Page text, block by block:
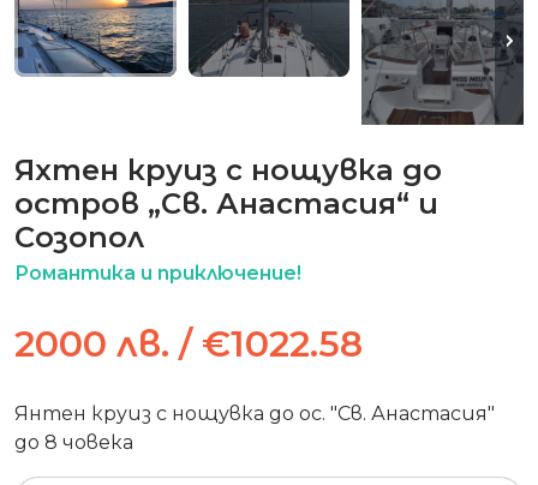
Яхтен круиз с нощувка до
остров „Св. Анастасия“ и
Созопол
Романтика и приключение!
2000 лв. / €1022.58
Янтен круиз с нощувка до ос. "Св. Анастасия"
до 8 човека